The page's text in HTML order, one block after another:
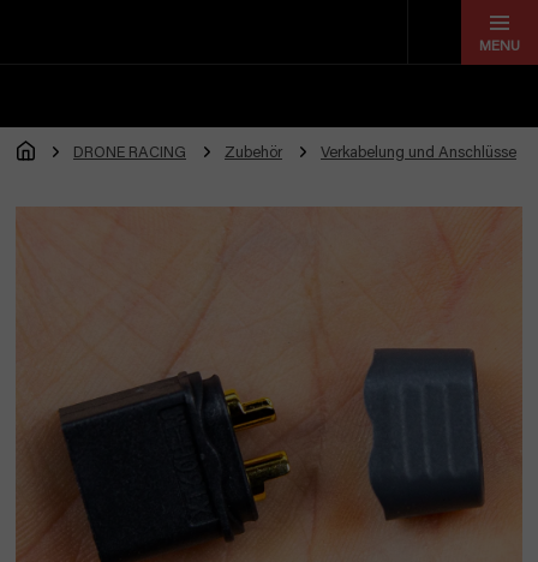
DRONE RACING Zubehör Verkabelung und Anschlüsse